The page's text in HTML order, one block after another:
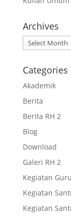
Archives
Archives
Categories
Akademik
Berita
Berita RH 2
Blog
Download
Galeri RH 2
Kegiatan
Kegiatan
Kegiatan